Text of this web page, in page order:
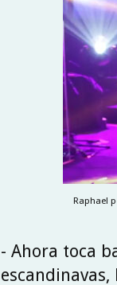
Raphael
- Ahora toca